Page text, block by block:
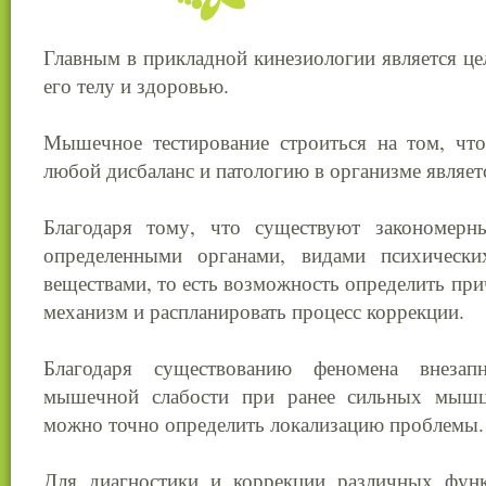
Главным в прикладной кинезиологии является
его телу и здоровью.
Мышечное тестирование строиться на том,
любой дисбаланс и патологию в организме
Благодаря тому, что существуют
определенными органами, видами
веществами, то есть возможность определить
механизм и распланировать процесс коррекции.
Благодаря существованию феномена
мышечной слабости при ранее сильных
можно точно определить локализацию проблемы.
Для диагностики и коррекции различных